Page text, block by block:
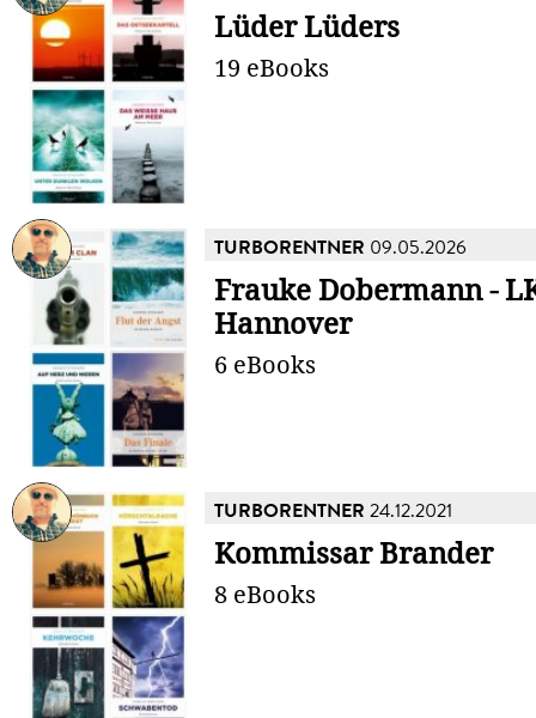
Lüder Lüders
19 eBooks
TURBORENTNER 09.05.2026
Frauke Dobermann -
Hannover
6 eBooks
TURBORENTNER 24.12.2021
Kommissar Brander
8 eBooks